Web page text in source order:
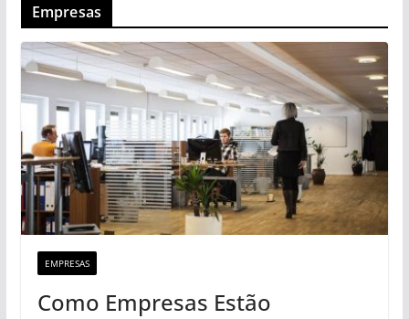
Empresas
EMPRESAS
Como Empresas Estão